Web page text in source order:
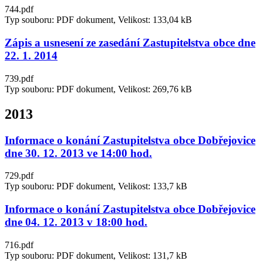
744.pdf
Typ souboru: PDF dokument, Velikost: 133,04 kB
Zápis a usnesení ze zasedání Zastupitelstva obce dne
22. 1. 2014
739.pdf
Typ souboru: PDF dokument, Velikost: 269,76 kB
2013
Informace o konání Zastupitelstva obce Dobřejovice
dne 30. 12. 2013 ve 14:00 hod.
729.pdf
Typ souboru: PDF dokument, Velikost: 133,7 kB
Informace o konání Zastupitelstva obce Dobřejovice
dne 04. 12. 2013 v 18:00 hod.
716.pdf
Typ souboru: PDF dokument, Velikost: 131,7 kB